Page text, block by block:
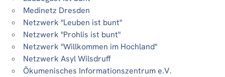
Medinetz Dresden
Netzwerk "Leuben ist bunt"
Netzwerk "Prohlis ist bunt"
Netzwerk "Willkommen im Hochland"
Netzwerk Asyl Wilsdruff
Ökumenisches Informationszentrum e.V.